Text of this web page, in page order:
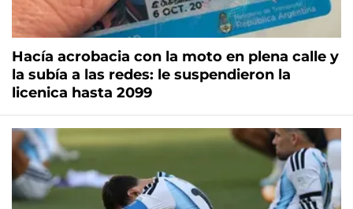
Hacía acrobacia con la moto en plena calle y
la subía a las redes: le suspendieron la
licenica hasta 2099